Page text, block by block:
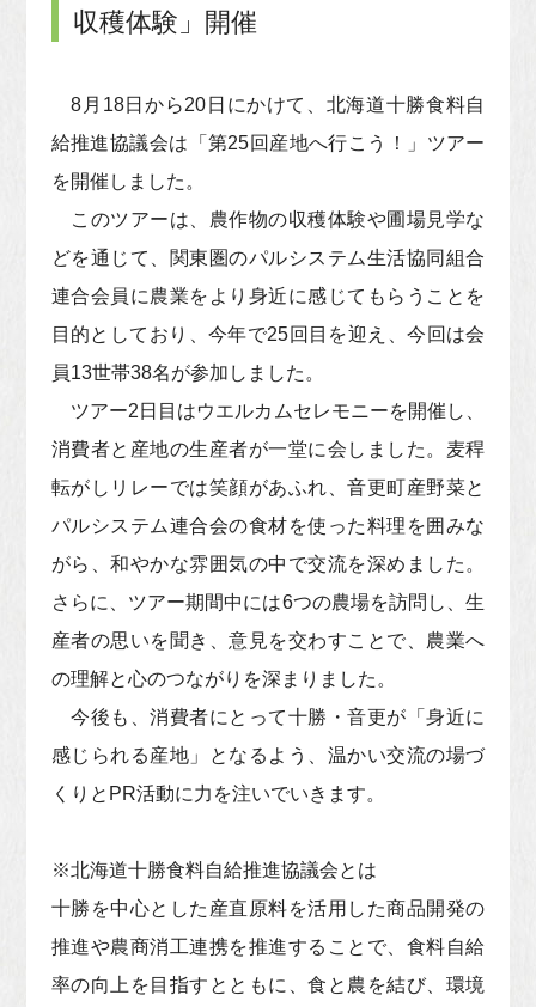
収穫体験」開催
8月18日から20日にかけて、北海道十勝食料自
給推進協議会は「第25回産地へ行こう！」ツアー
を開催しました。
このツアーは、農作物の収穫体験や圃場見学な
どを通じて、関東圏のパルシステム生活協同組合
連合会員に農業をより身近に感じてもらうことを
目的としており、今年で25回目を迎え、今回は会
員13世帯38名が参加しました。
ツアー2日目はウエルカムセレモニーを開催し、
消費者と産地の生産者が一堂に会しました。麦稈
転がしリレーでは笑顔があふれ、音更町産野菜と
パルシステム連合会の食材を使った料理を囲みな
がら、和やかな雰囲気の中で交流を深めました。
さらに、ツアー期間中には6つの農場を訪問し、生
産者の思いを聞き、意見を交わすことで、農業へ
の理解と心のつながりを深まりました。
今後も、消費者にとって十勝・音更が「身近に
感じられる産地」となるよう、温かい交流の場づ
くりとPR活動に力を注いでいきます。
※北海道十勝食料自給推進協議会とは
十勝を中心とした産直原料を活用した商品開発の
推進や農商消工連携を推進することで、食料自給
率の向上を目指すとともに、食と農を結び、環境